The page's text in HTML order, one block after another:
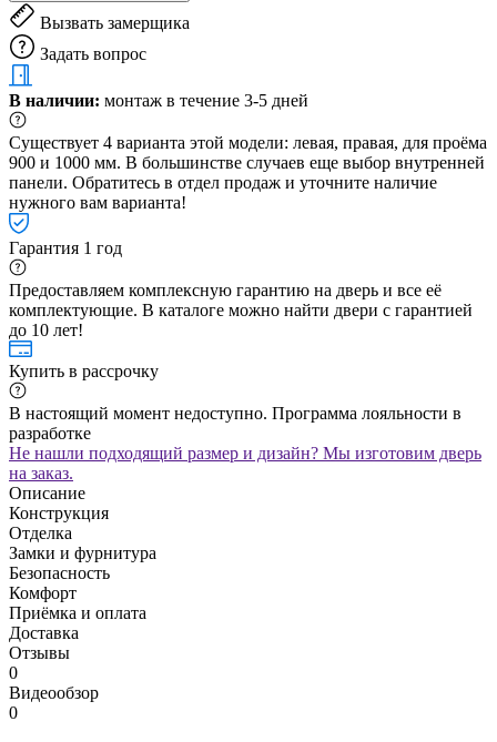
Вызвать замерщика
Задать вопрос
В наличии: монтаж в течение 3-5 дней
Существует 4 варианта этой модели: левая, правая, для проёма
900 и 1000 мм. В большинстве случаев еще выбор внутренней
панели. Обратитесь в отдел продаж и уточните наличие
нужного вам варианта!
Гарантия 1 год
Предоставляем комплексную гарантию на дверь и все её
комплектующие. В каталоге можно найти двери с гарантией
до 10 лет!
Купить в рассрочку
В настоящий момент недоступно. Программа лояльности в
разработке
Не нашли подходящий размер и дизайн? Мы изготовим дверь
на заказ.
Описание
Конструкция
Отделка
Замки и фурнитура
Безопасность
Комфорт
Приёмка и оплата
Доставка
Отзывы
0
Видеообзор
0